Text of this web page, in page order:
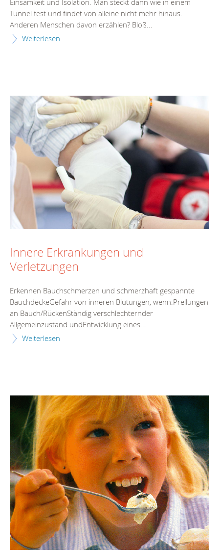
Einsamkeit und Isolation. Man steckt dann wie in einem
Tunnel fest und findet von alleine nicht mehr hinaus.
Anderen Menschen davon erzählen? Bloß...
Weiterlesen
Innere Erkrankungen und
Verletzungen
Erkennen Bauchschmerzen und schmerzhaft gespannte
BauchdeckeGefahr von inneren Blutungen, wenn:Prellungen
an Bauch/RückenStändig verschlechternder
Allgemeinzustand undEntwicklung eines...
Weiterlesen